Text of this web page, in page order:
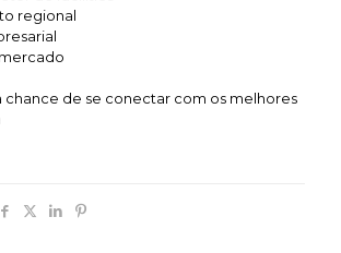
regional
chance de se conectar com os melhores